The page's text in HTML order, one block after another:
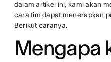
dalam artikel ini, kami akan
cara tim dapat menerapkan
Berikut caranya.
Mengapa